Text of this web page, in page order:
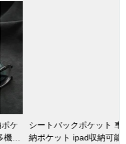
シートバックポケット 車用収
納ポケット ipad収納可能 汚れ